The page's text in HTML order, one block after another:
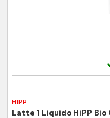
HIPP
Latte 1 Liquido HiPP Bio